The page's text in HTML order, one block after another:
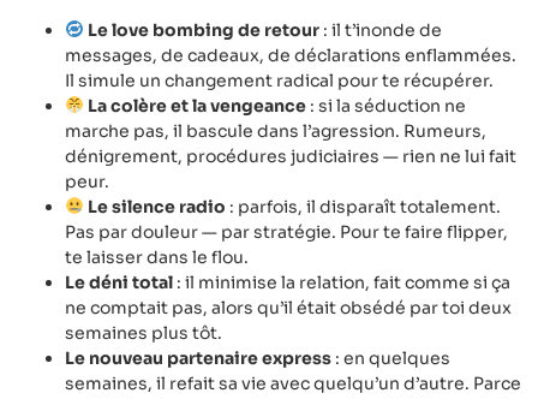
Le love bombing de retour: il t’inonde de
messages, de cadeaux, de déclarations enflammées.
Il simule un changement radical pour te récupérer.
La colère et la vengeance: si la séduction ne
marche pas, il bascule dans l’agression. Rumeurs,
dénigrement, procédures judiciaires — rien ne lui fait
peur.
Le silence radio : parfois, il disparaît totalement.
Pas par douleur — par stratégie. Pour te faire flipper,
te laisser dans le flou.
Le déni total : il minimise la relation, fait comme si ça
ne comptait pas, alors qu’il était obsédé par toi deux
semaines plus tôt.
Le nouveau partenaire express : en quelques
semaines, il refait sa vie avec quelqu’un d’autre. Parce